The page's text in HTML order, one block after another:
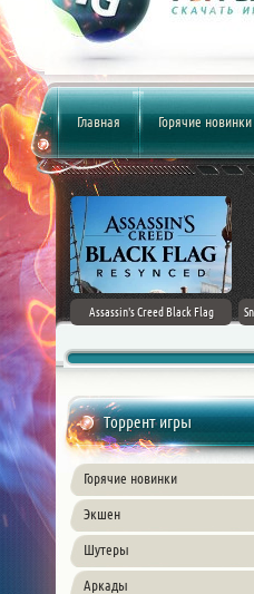
Главная Горячие новинки
Ages
Assassin's Creed Black Flag
Торрент игры
Горячие новинки
Экшен
Шутеры
Аркады